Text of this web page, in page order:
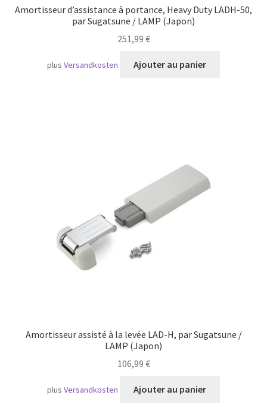
Amortisseur d’assistance à portance, Heavy Duty LADH-50,
par Sugatsune / LAMP (Japon)
251,99 €
plusVersandkosten Ajouter au panier
Amortisseur assisté à la levée LAD-H, par Sugatsune /
LAMP (Japon)
106,99 €
plusVersandkosten Ajouter au panier